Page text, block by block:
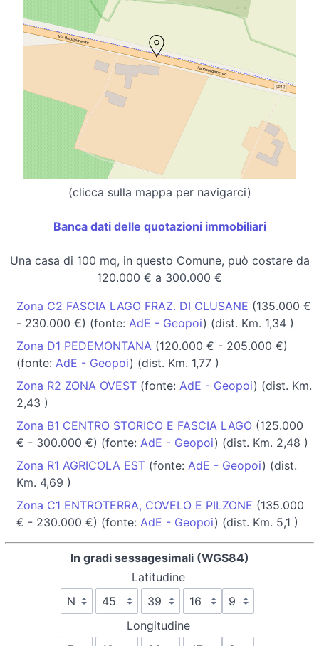
(clicca sulla mappa per navigarci)
Banca dati delle quotazioni immobiliari
Una casa di 100 mq, in questo Comune, può costare da
120.000 € a 300.000 €
Zona C2 FASCIA LAGO FRAZ. DI CLUSANE (135.000 €
- 230.000 €) (fonte: AdE - Geopoi) (dist. Km. 1,34 )
Zona D1 PEDEMONTANA (120.000 € - 205.000 €)
(fonte: AdE - Geopoi) (dist. Km. 1,77 )
Zona R2 ZONA OVEST (fonte: AdE - Geopoi) (dist. Km.
2,43 )
Zona B1 CENTRO STORICO E FASCIA LAGO (125.000
€ - 300.000 €) (fonte: AdE - Geopoi) (dist. Km. 2,48 )
Zona R1 AGRICOLA EST (fonte: AdE - Geopoi) (dist.
Km. 4,69 )
Zona C1 ENTROTERRA, COVELO E PILZONE (135.000
€ - 230.000 €) (fonte: AdE - Geopoi) (dist. Km. 5,1 )
In gradi sessagesimali (WGS84)
Latitudine
Longitudine